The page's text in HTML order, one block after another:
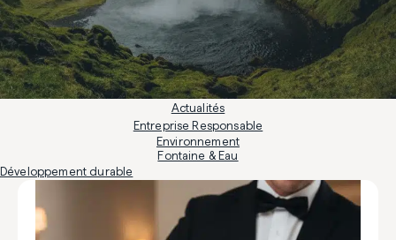
Actualités
Entreprise Responsable
Environnement
Fontaine & Eau
Développement durable